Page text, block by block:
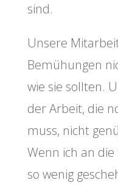
sind.
Unsere
Bemühungen
wie sie sollten.
der Arbeit, die
muss, nicht
Wenn ich an
so wenig